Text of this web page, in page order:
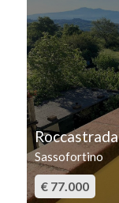
Roccastrada
Sassofortino
€ 77.000